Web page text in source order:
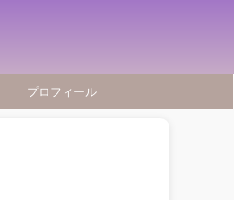
プロフィール